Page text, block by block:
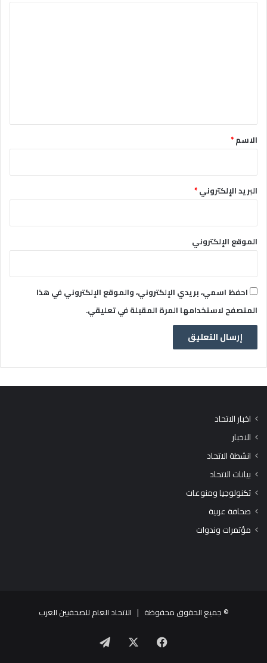
*الاسم*
البريد الإلكتروني*
الموقع الإلكتروني
احفظ اسمي، بريدي الإلكتروني، والموقع الإلكتروني في هذا
المتصفح لاستخدامها المرة المقبلة في تعليقي.
اخبار الاتحاد
الاخبار
انشطة الاتحاد
بيانات الاتحاد
تكنولوجيا ومنوعات
صحافة عربية
مؤتمرات وندوات
© جميع الحقوق محفوظة | الاتحاد العام للصحفيين العرب
فيسبوك تيلقرام